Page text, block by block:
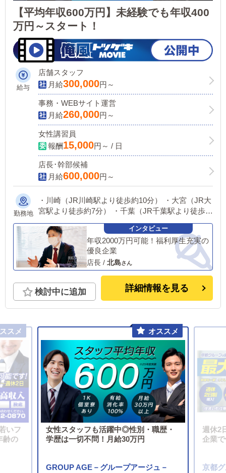
【平均年収600万円】未経験でも年収400
万円～スタート！
給与
店舗スタッフ
月給300,000円～
事務・WEBサイト運営
月給260,000円～
女性講習員
報酬15,000円～ / 日
店長･幹部候補
月給600,000円～
勤務地
・川崎（JR川崎駅より徒歩約10分） ・大宮（JR大
宮駅より徒歩約7分） ・千葉（JR千葉駅より徒歩約
8分） ・五反田（各線五反田駅より徒歩約2分）
年収2000万円可能！福利厚生充実の
優良企業
店長 / 北島
検討中に追加 詳細情報を見る
いフ
齢の
女性スタッフも活躍中◎性別・職歴・
学歴は一切不問！月給30万円
GROUP AGE－グループアージュ－
週休2
企業
京都